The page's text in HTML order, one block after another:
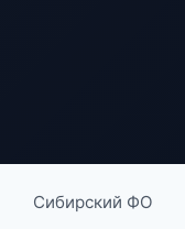
Сибирский ФО